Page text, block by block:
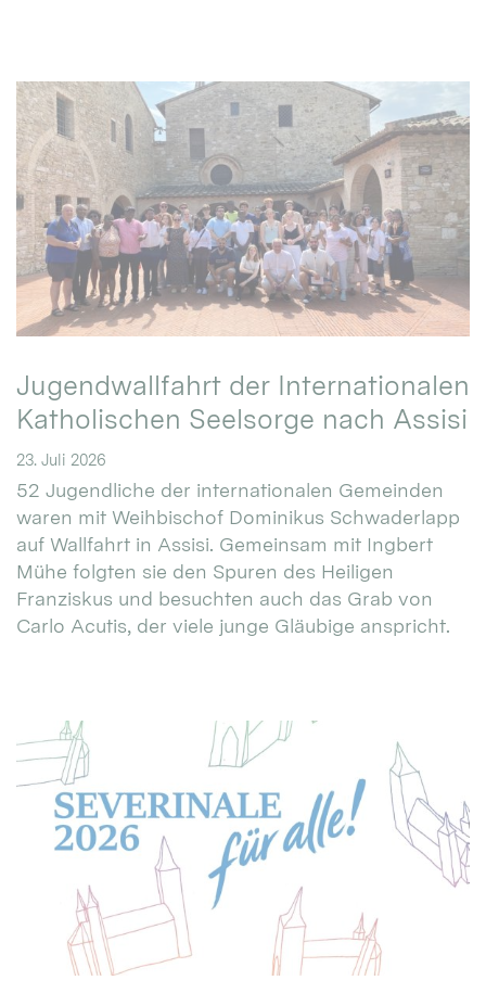
Jugendwallfahrt der Internationalen
Katholischen Seelsorge nach Assisi
23. Juli 2026
52 Jugendliche der internationalen Gemeinden
waren mit Weihbischof Dominikus Schwaderlapp
auf Wallfahrt in Assisi. Gemeinsam mit Ingbert
Mühe folgten sie den Spuren des Heiligen
Franziskus und besuchten auch das Grab von
Carlo Acutis, der viele junge Gläubige anspricht.